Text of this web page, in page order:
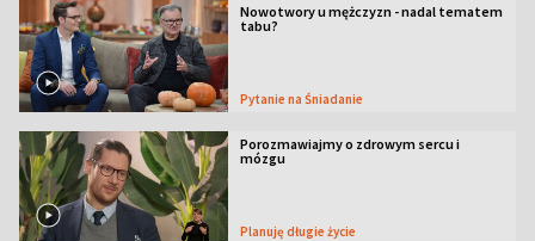
Nowotwory u mężczyzn - nadal tematem
tabu?
Pytanie na Śniadanie
Porozmawiajmy o zdrowym sercu i
mózgu
Planuję długie życie